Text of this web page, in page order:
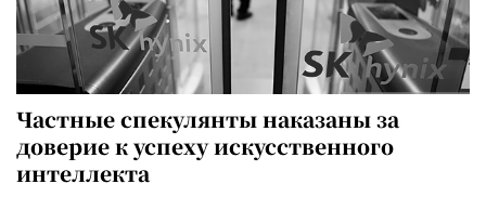
Частные спекулянты наказаны за
доверие к успеху искусственного
интеллекта